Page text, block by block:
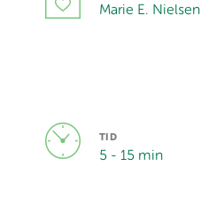
Marie E. Nielsen
TID
5 - 15 min